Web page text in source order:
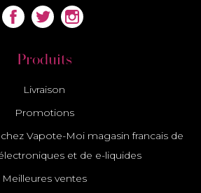
Facebook
TwitterInstagram
Produits
Livraison
Promotions
Vapote-Moi magasin francais de
et de e-liquides
Meilleures ventes